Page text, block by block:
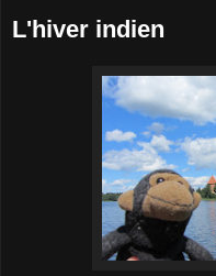
L'hiver indien